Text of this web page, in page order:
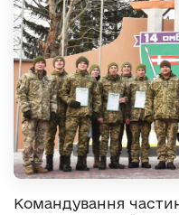
Командування